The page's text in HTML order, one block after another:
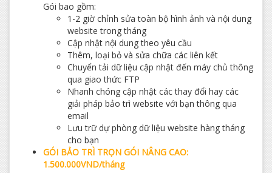
Gói bao gồm:
1-2 giờ chỉnh sửa toàn bộ hình ảnh và nội dung
website trong tháng
Cập nhật nội dung theo yêu cầu
Thêm, loại bỏ và sửa chữa các liên kết
Chuyển tải dữ liệu cập nhật đến máy chủ thông
qua giao thức FTP
Nhanh chóng cập nhật các thay đổi hay các
giải pháp bảo trì website với bạn thông qua
email
Lưu trữ dự phòng dữ liệu website hàng tháng
cho bạn
GÓI BẢO TRÌ TRỌN GÓI NÂNG CAO:
1.500.000VND/tháng